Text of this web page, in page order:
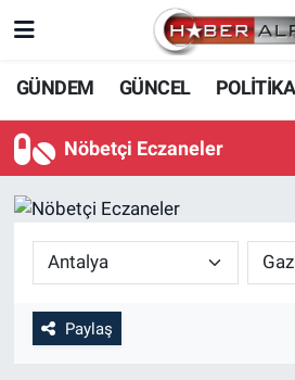
GÜNDEM GÜNCEL POLİTİKA
Nöbetçi Eczaneler
Paylaş
Nöbetçi Eczaneler
Hava Durumu
Süper Lig Puan Durumu ve